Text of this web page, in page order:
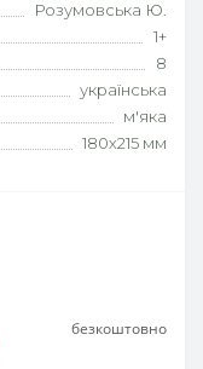
Розумовська Ю.
1+
8
українська
м'яка
180х215 мм
безкоштовно